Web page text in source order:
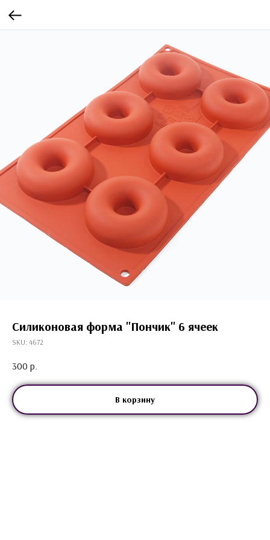
Силиконовая форма "Пончик" 6 ячеек
SKU: 4672
300 р.
В корзину